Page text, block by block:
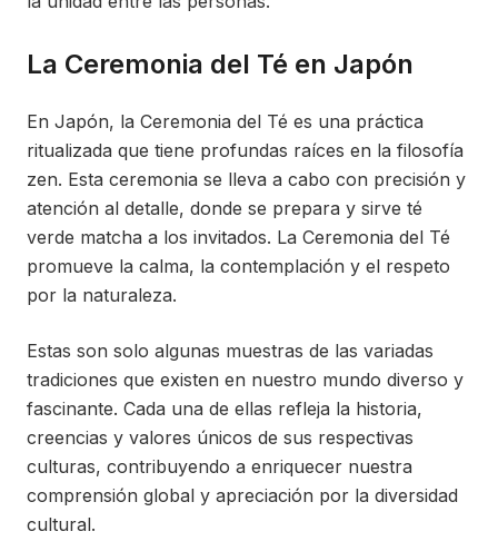
La Ceremonia del Té en Japón
En Japón, la Ceremonia del Té es una práctica
ritualizada que tiene profundas raíces en la filosofía
zen. Esta ceremonia se lleva a cabo con precisión y
atención al detalle, donde se prepara y sirve té
verde matcha a los invitados. La Ceremonia del Té
promueve la calma, la contemplación y el respeto
por la naturaleza.
Estas son solo algunas muestras de las variadas
tradiciones que existen en nuestro mundo diverso y
fascinante. Cada una de ellas refleja la historia,
creencias y valores únicos de sus respectivas
culturas, contribuyendo a enriquecer nuestra
comprensión global y apreciación por la diversidad
cultural.